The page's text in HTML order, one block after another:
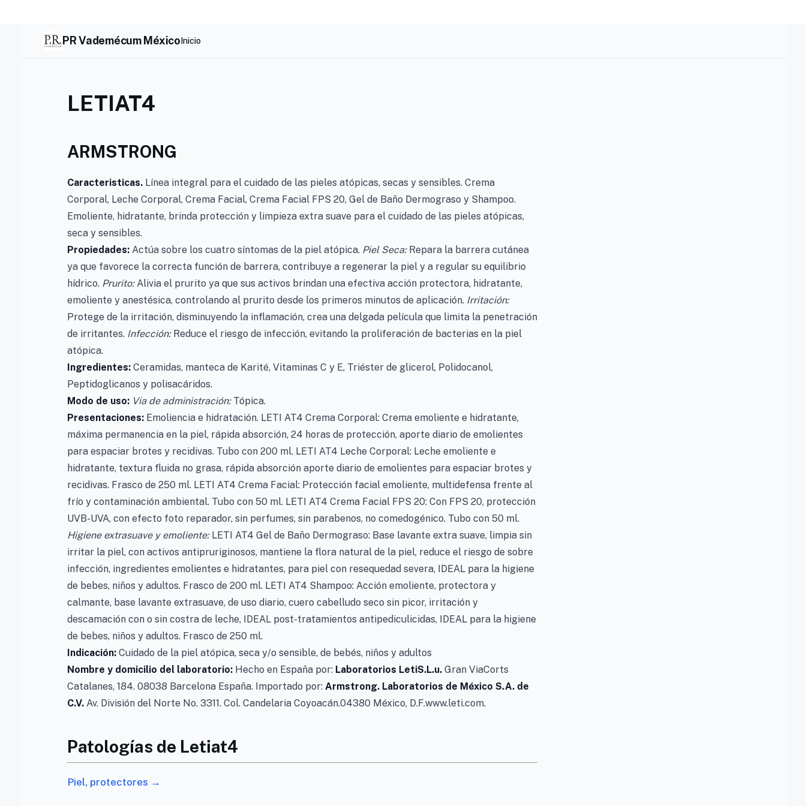
PR Vademécum MéxicoInicio
LETIAT4
ARMSTRONG
Caracteristicas. Línea integral para el cuidado de las pieles atópicas, secas y sensibles. Crema
Corporal, Leche Corporal, Crema Facial, Crema Facial FPS 20, Gel de Baño Dermograso y Shampoo.
Emoliente, hidratante, brinda protección y limpieza extra suave para el cuidado de las pieles atópicas,
seca y sensibles.
Propiedades: Actúa sobre los cuatro síntomas de la piel atópica. Piel Seca:Repara la barrera cutánea
ya que favorece la correcta función de barrera, contribuye a regenerar la piel y a regular su equilibrio
hídrico. Prurito:Alivia el prurito ya que sus activos brindan una efectiva acción protectora, hidratante,
emoliente y anestésica, controlando al prurito desde los primeros minutos de aplicación. Irritación:
Protege de la irritación, disminuyendo la inflamación, crea una delgada película que limita la penetración
de irritantes. Infección:Reduce el riesgo de infección, evitando la proliferación de bacterias en la piel
atópica.
Ingredientes: Ceramidas, manteca de Karité, Vitaminas C y E, Triéster de glicerol, Polidocanol,
Peptidoglicanos y polisacáridos.
Modo de uso: Via de administración: Tópica.
Presentaciones: Emoliencia e hidratación. LETI AT4 Crema Corporal: Crema emoliente e hidratante,
máxima permanencia en la piel, rápida absorción, 24 horas de protección, aporte diario de emolientes
para espaciar brotes y recidivas. Tubo con 200 ml. LETI AT4 Leche Corporal: Leche emoliente e
hidratante, textura fluida no grasa, rápida absorción aporte diario de emolientes para espaciar brotes y
recidivas. Frasco de 250 ml. LETI AT4 Crema Facial: Protección facial emoliente, multidefensa frente al
frío y contaminación ambiental. Tubo con 50 ml. LETI AT4 Crema Facial FPS 20: Con FPS 20, protección
UVB-UVA, con efecto foto reparador, sin perfumes, sin parabenos, no comedogénico. Tubo con 50 ml.
Higiene extrasuave y emoliente: LETI AT4 Gel de Baño Dermograso: Base lavante extra suave, limpia sin
irritar la piel, con activos antipruriginosos, mantiene la flora natural de la piel, reduce el riesgo de sobre
infección, ingredientes emolientes e hidratantes, para piel con resequedad severa, IDEAL para la higiene
de bebes, niños y adultos. Frasco de 200 ml. LETI AT4 Shampoo: Acción emoliente, protectora y
calmante, base lavante extrasuave, de uso diario, cuero cabelludo seco sin picor, irritación y
descamación con o sin costra de leche, IDEAL post-tratamientos antipediculicidas, IDEAL para la higiene
de bebes, niños y adultos. Frasco de 250 ml.
Indicación: Cuidado de la piel atópica, seca y/o sensible, de bebés, niños y adultos
Nombre y domicilio del laboratorio: Hecho en España por: Laboratorios LetiS.L.u. Gran ViaCorts
Catalanes, 184. 08038 Barcelona España. Importado por: Armstrong. Laboratorios de México S.A. de
C.V. Av. División del Norte No. 3311. Col. Candelaria Coyoacán.04380 México, D.F.www.leti.com.
Patologías de Letiat4
Piel, protectores →